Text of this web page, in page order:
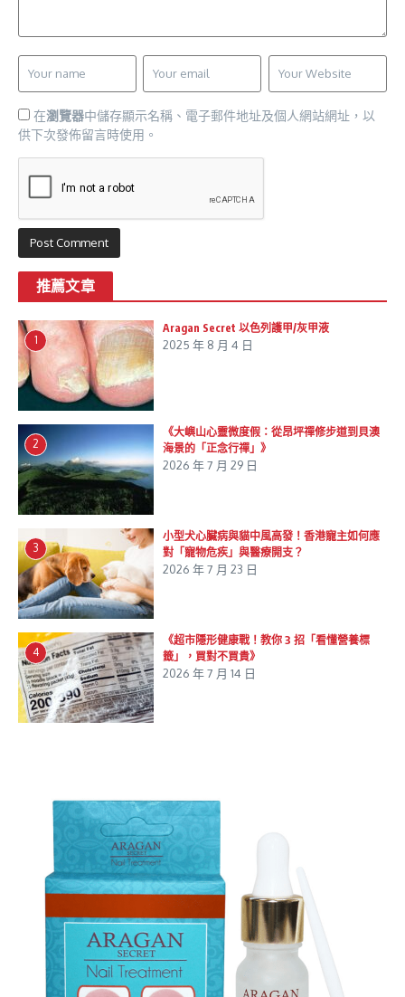
在瀏覽器中儲存顯示名稱、電子郵件地址及個人網站網址，以
供下次發佈留言時使用。
推薦文章
1
Aragan Secret 以色列護甲/灰甲液
2025 年 8 月 4 日
2
《大嶼山心靈微度假：從昂坪禪修步道到貝澳
海景的「正念行禪」》
2026 年 7 月 29 日
3
小型犬心臟病與貓中風高發！香港寵主如何應
對「寵物危疾」與醫療開支？
2026 年 7 月 23 日
4
《超市隱形健康戰！教你 3 招「看懂營養標
籤」，買對不買貴》
2026 年 7 月 14 日